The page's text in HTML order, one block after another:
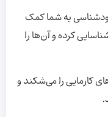
به شما کمک
کرده و آن‌ها را
کارمایی را می‌شکند و